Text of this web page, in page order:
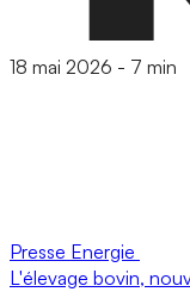
18 mai 2026 - 7 min
Presse Energie
L'élevage bovin,